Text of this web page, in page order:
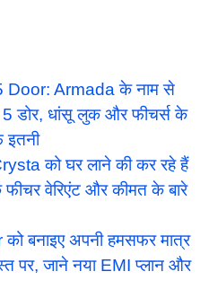
Door: Armada के नाम से
5 डोर, धांसू लुक और फीचर्स के
इतनी
को घर लाने की कर रहे हैं
फीचर वेरिएंट और कीमत के बारे
बनाइए अपनी हमसफर मात्र
पर, जाने नया EMI प्लान और